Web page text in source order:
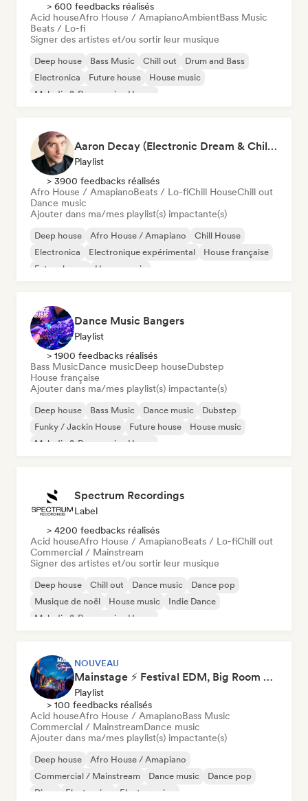
> 600 feedbacks réalisés
Acid houseAfro House / AmapianoAmbientBass Music
Beats / Lo-fi
Signer des artistes et/ou sortir leur musique
Deep house Bass Music Chill out
Drum and Bass
Electronica
Future house
House music
Melodic & Progressive House
Aaron Decay (Electronic Dream & Chill Electronic Dream playlists)
Playlist
> 3900 feedbacks réalisés
Afro House / AmapianoBeats / Lo-fiChill HouseChill out
Dance music
Ajouter dans ma/mes playlist(s) impactante(s)
Deep house Afro House / Amapiano
Chill House
Electronica
Electronique expérimental
House française
Future house
House music
Dance Music Bangers
Playlist
> 1900 feedbacks réalisés
Bass MusicDance musicDeep houseDubstep
House française
Ajouter dans ma/mes playlist(s) impactante(s)
Deep house Bass Music Dance music
Dubstep
Funky / Jackin House
Future house
House music
Melodic & Progressive House
Spectrum Recordings
Label
> 4200 feedbacks réalisés
Acid houseAfro House / AmapianoBeats / Lo-fiChill out
Commercial / Mainstream
Signer des artistes et/ou sortir leur musique
Deep house Chill out Dance music
Dance pop
Musique de noël
House music
Indie Dance
Melodic & Progressive House
NOUVEAU
Mainstage ⚡ Festival EDM, Big Room & House Anthems
Playlist
> 100 feedbacks réalisés
Acid houseAfro House / AmapianoBass Music
Commercial / MainstreamDance music
Ajouter dans ma/mes playlist(s) impactante(s)
Deep house
Afro House / Amapiano
Commercial / Mainstream
Dance music
Dance pop
Disco
Electronica Electro swing